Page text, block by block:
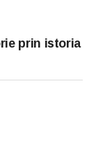
prin istoria